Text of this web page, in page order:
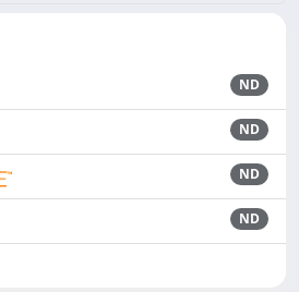
ND
ND
ND
ND